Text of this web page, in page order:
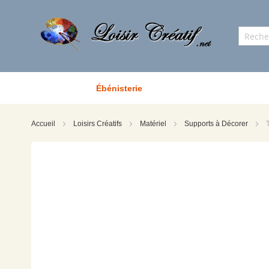
Ébénisterie
Accueil Loisirs Créatifs Matériel Supports à Décorer